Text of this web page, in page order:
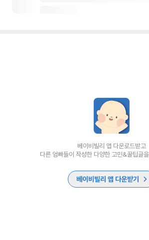
베이비빌리 앱 다운로드받고
다른 엄빠들이 작성한 다양한 고민&꿀팁글
베이비빌리 앱 다운받기